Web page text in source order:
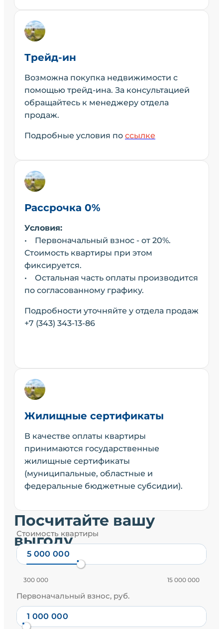
Трейд-ин
Возможна покупка недвижимости с
помощью трейд-ина. За консультацией
обращайтесь к менеджеру отдела
продаж.
Подробные условия по ссылке
Рассрочка 0%
Условия:
• Первоначальный взнос - от 20%.
Стоимость квартиры при этом
фиксируется.
• Остальная часть оплаты производится
по согласованному графику.
Подробности уточняйте у отдела продаж
+7 (343) 343-13-86
Жилищные сертификаты
В качестве оплаты квартиры
принимаются государственные
жилищные сертификаты
(муниципальные, областные и
федеральные бюджетные субсидии).
Посчитайте вашу
выгоду
Стоимость квартиры
300 000 15 000 000
Первоначальный взнос, руб.